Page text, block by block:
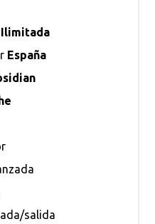
Ilimitada
España
salida